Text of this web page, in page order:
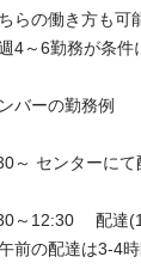
らの働き方も可
4～6勤務が条件
バーの勤務例
～ センターに
～12:30　 配達
前の配達は3-4